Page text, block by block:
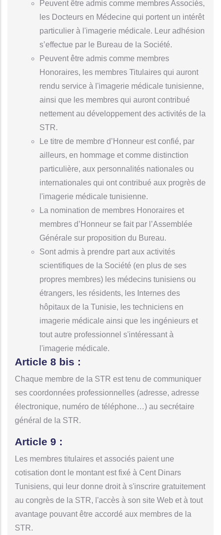
Peuvent être admis comme membres Associés,
les Docteurs en Médecine qui portent un intérêt
particulier à l'imagerie médicale. Leur adhésion
s’effectue par le Bureau de la Société.
Peuvent être admis comme membres
Honoraires, les membres Titulaires qui auront
rendu service à l'imagerie médicale tunisienne,
ainsi que les membres qui auront contribué
nettement au développement des activités de la
STR.
Le titre de membre d’Honneur est confié, par
ailleurs, en hommage et comme distinction
particulière, aux personnalités nationales ou
internationales qui ont contribué aux progrès de
l'imagerie médicale tunisienne.
La nomination de membres Honoraires et
membres d’Honneur se fait par l’Assemblée
Générale sur proposition du Bureau.
Sont admis à prendre part aux activités
scientifiques de la Société (en plus de ses
propres membres) les médecins tunisiens ou
étrangers, les résidents, les Internes des
hôpitaux de la Tunisie, les techniciens en
imagerie médicale ainsi que les ingénieurs et
tout autre professionnel s'intéressant à
l'imagerie médicale.
Article 8 bis :
Chaque membre de la STR est tenu de communiquer
ses coordonnées professionnelles (adresse, adresse
électronique, numéro de téléphone…) au secrétaire
général de la STR.
Article 9 :
Les membres titulaires et associés paient une
cotisation dont le montant est fixé à Cent Dinars
Tunisiens, qui leur donne droit à s'inscrire gratuitement
au congrès de la STR, l'accès à son site Web et à tout
avantage pouvant être accordé aux membres de la
STR.